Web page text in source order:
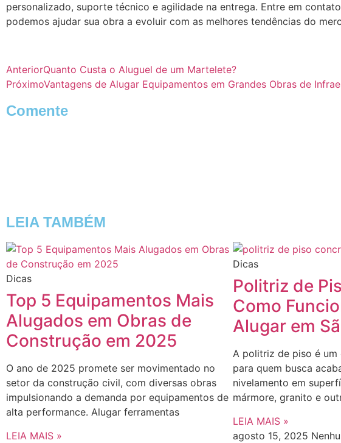
personalizado, suporte técnico e agilidade na entrega. Entre em
podemos ajudar sua obra a evoluir com as melhores tendências do
AnteriorQuanto Custa o Aluguel de um Martelete?
PróximoVantagens de Alugar Equipamentos em Grandes Obras de
Comente
LEIA TAMBÉM
Dicas
Top 5 Equipamentos Mais
Alugados em Obras de
Construção em 2025
O ano de 2025 promete ser movimentado no
setor da construção civil, com diversas obras
impulsionando a demanda por equipamentos de
alta performance. Alugar ferramentas
LEIA MAIS »
Dicas
Politriz de
Como
Alugar em
A politriz de piso é um
para quem busca
nivelamento em
mármore, granito e
LEIA MAIS »
agosto 15, 2025